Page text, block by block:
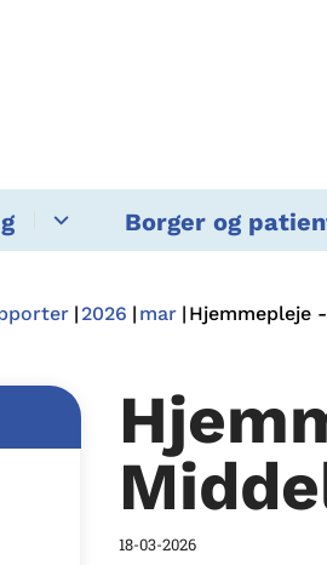
Borger og
2026 mar Hjemmepleje
18-03-2026